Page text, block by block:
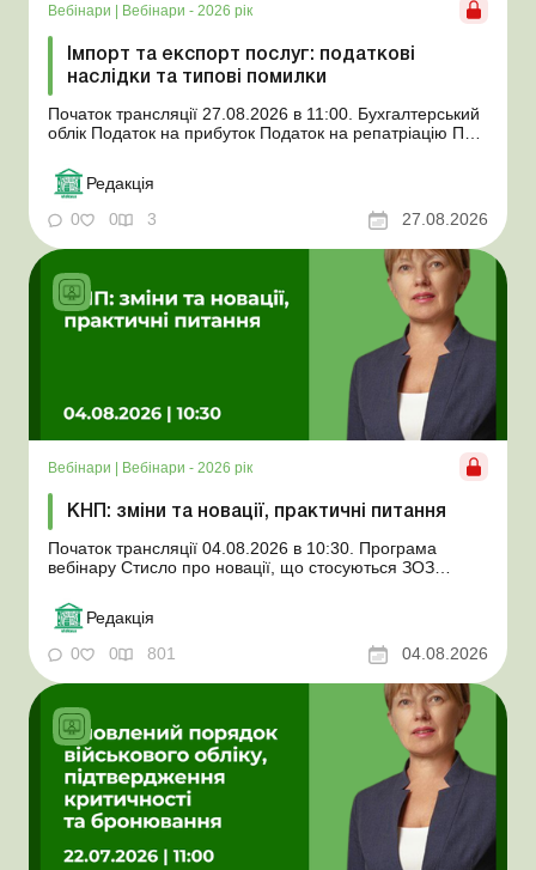
Вебінари | Вебінари - 2026 рік
Імпорт та експорт послуг: податкові
наслідки та типові помилки
Початок трансляції 27.08.2026 в 11:00. Бухгалтерський
облік Податок на прибуток Податок на репатріацію ПДВ
експорт послуг: податкові наслідки та типові
помилки» транслюватиметься на цій сторінці. Початок
трансляції 27.08....
Редакція
0
0 3 27.08.2026
Вебінари Вебінари - 2026 рік
КНП: зміни та новації, практичні питання
Початок трансляції 04.08.2026 в 10:30. Програма
вебінару Стисло про новації, що стосуються ЗОЗ
продукті "Бухгалтерія комунального підприємства"
Оплата праці керівників КНП, їх заступників, завідувачів
відділень Поширені ...
Редакція
0
0 801 04.08.2026